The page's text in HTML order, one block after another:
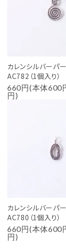
カレンシルバーパ
AC782（1個入り）
660円(本体600
円)
カレンシルバーパ
AC780（1個入り）
660円(本体600
円)